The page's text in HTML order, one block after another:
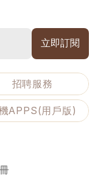
招聘服務
APPS(用戶版)